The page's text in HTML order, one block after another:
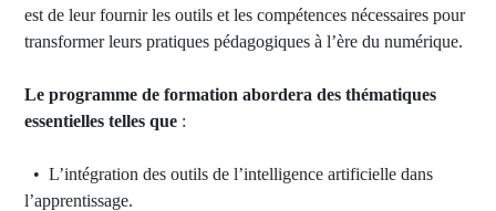
est de leur fournir les outils et les compétences nécessaires pour
transformer leurs pratiques pédagogiques à l’ère du numérique.
Le programme de formation abordera des thématiques
essentielles telles que :
• L’intégration des outils de l’intelligence artificielle dans
l’apprentissage.